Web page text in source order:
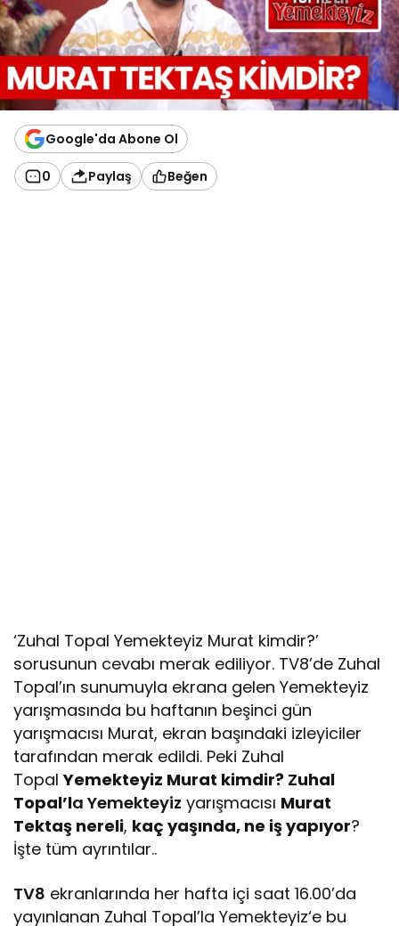
Google'da Abone Ol
0 Paylaş Beğen
‘Zuhal Topal Yemekteyiz Murat kimdir?’
sorusunun cevabı merak ediliyor. TV8’de Zuhal
Topal’ın sunumuyla ekrana gelen Yemekteyiz
yarışmasında bu haftanın beşinci gün
yarışmacısı Murat, ekran başındaki izleyiciler
tarafından merak edildi. Peki Zuhal
TopalYemekteyiz Murat kimdir? Zuhal
Topal’la Yemekteyiz yarışmacısı Murat
Tektaş nereli, kaç yaşında, ne iş yapıyor?
İşte tüm ayrıntılar..
TV8 ekranlarında her hafta içi saat 16.00’da
yayınlanan Zuhal Topal’la Yemekteyiz‘e bu